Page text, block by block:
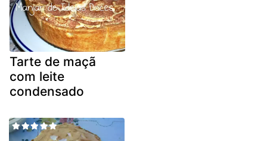
Tarte de maçã
com leite
condensado